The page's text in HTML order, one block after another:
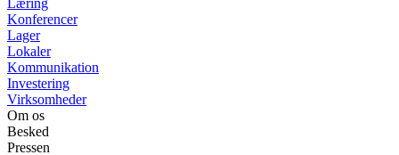
Konferencer
Lager
Lokaler
Kommunikation
Investering
Virksomheder
Om os
Besked
Pressen